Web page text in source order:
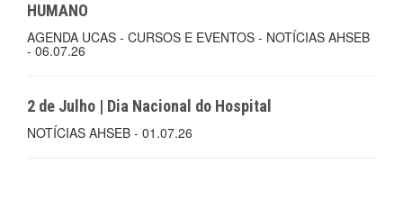
HUMANO
AGENDA UCAS - CURSOS E EVENTOS - NOTÍCIAS AHSEB
- 06.07.26
2 de Julho | Dia Nacional do Hospital
NOTÍCIAS AHSEB - 01.07.26